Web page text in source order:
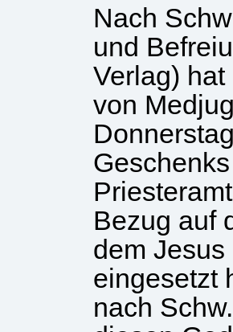
Nach
und
Verlag)
von
Bezug auf
dem
eingesetzt
nach